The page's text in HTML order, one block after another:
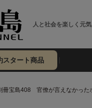
人と社会を楽しく元
スタート商品
冊宝島408 官僚が言えなかった